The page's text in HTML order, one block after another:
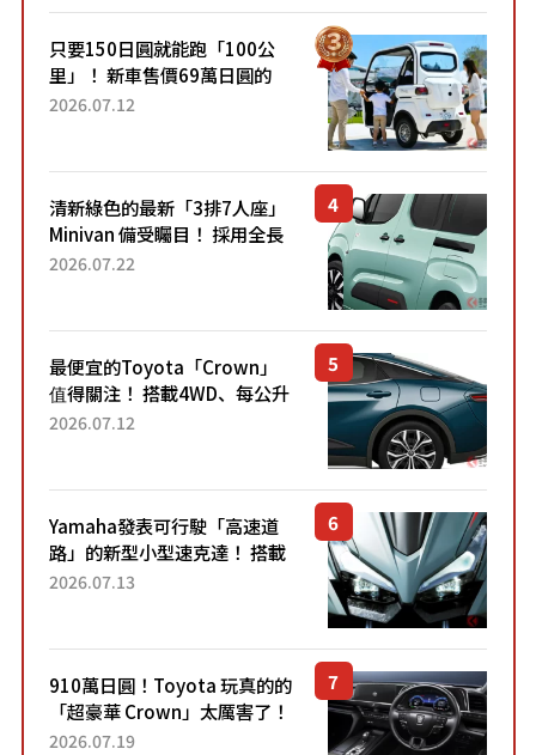
只要150日圓就能跑「100公
里」！ 新車售價69萬日圓的
「3人座」Trike大受歡迎！ 順
2026.07.12
清新綠色的最新「3排7人座」
Minivan 備受矚目！ 採用全長
4.7公尺剛剛好的車身尺寸與
2026.07.22
最便宜的Toyota「Crown」
值得關注！ 搭載4WD、每公升
22.4公里低油耗表現超亮眼！
2026.07.12
Yamaha發表可行駛「高速道
路」的新型小型速克達！ 搭載
能享受超強勁「渦輪感」的動
2026.07.13
910萬日圓！Toyota 玩真的的
「超豪華 Crown」太厲害了！
採用由「匠人技藝」打造的
2026.07.19